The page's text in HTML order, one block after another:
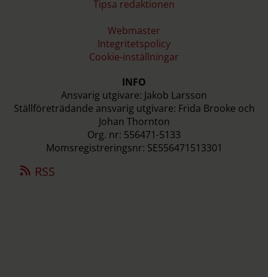
Tipsa redaktionen
Webmaster
Integritetspolicy
Cookie-inställningar
INFO
Ansvarig utgivare: Jakob Larsson
Ställföreträdande ansvarig utgivare: Frida Brooke och
Johan Thornton
Org. nr: 556471-5133
Momsregistreringsnr: SE556471513301
RSS